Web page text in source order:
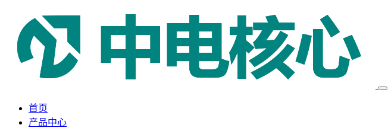
首页
产品中心